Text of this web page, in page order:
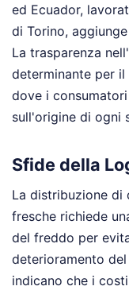
ed Ecuador,
di Torino,
La trasparenza
determinante per il
dove i
sull'origine di ogni
Sfide della
La distribuzione di
fresche richiede
del freddo per
deterioramento
indicano che i